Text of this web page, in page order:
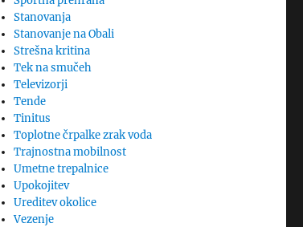
Stanovanja
Stanovanje na Obali
Strešna kritina
Tek na smučeh
Televizorji
Tende
Tinitus
Toplotne črpalke zrak voda
Trajnostna mobilnost
Umetne trepalnice
Upokojitev
Ureditev okolice
Vezenje